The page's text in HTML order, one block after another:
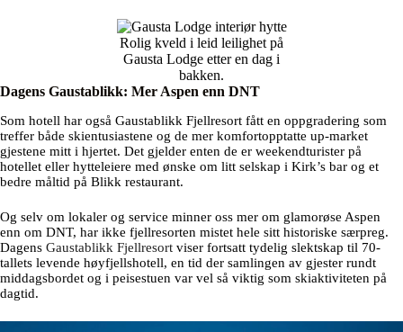
Rolig kveld i leid leilighet på
Gausta Lodge etter en dag i
bakken.
Dagens Gaustablikk: Mer Aspen enn DNT
Som hotell har også Gaustablikk Fjellresort fått en oppgradering som
treffer både skientusiastene og de mer komfortopptatte up-market
gjestene mitt i hjertet. Det gjelder enten de er weekendturister på
hotellet eller hytteleiere med ønske om litt selskap i Kirk’s bar og et
bedre måltid på Blikk restaurant.
Og selv om lokaler og service minner oss mer om glamorøse Aspen
enn om DNT, har ikke fjellresorten mistet hele sitt historiske særpreg.
Dagens Gaustablikk Fjellresort viser fortsatt tydelig slektskap til 70-
tallets levende høyfjellshotell, en tid der samlingen av gjester rundt
middagsbordet og i peisestuen var vel så viktig som skiaktiviteten på
dagtid.